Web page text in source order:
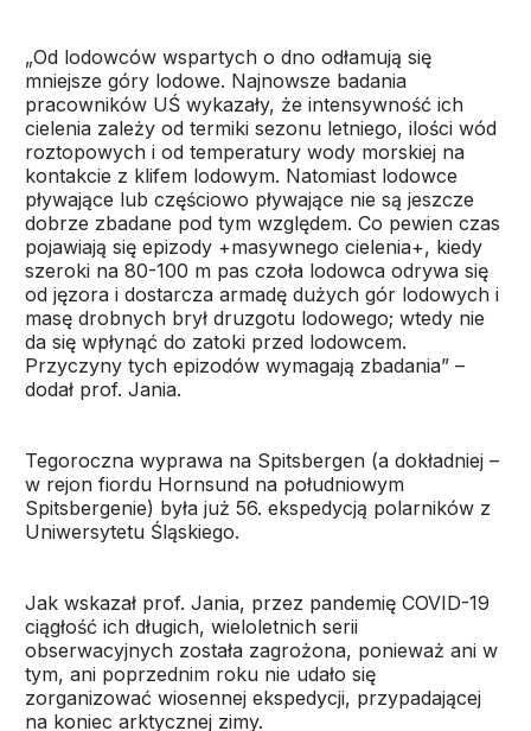
„Od lodowców wspartych o dno odłamują się
mniejsze góry lodowe. Najnowsze badania
pracowników UŚ wykazały, że intensywność ich
cielenia zależy od termiki sezonu letniego, ilości wód
roztopowych i od temperatury wody morskiej na
kontakcie z klifem lodowym. Natomiast lodowce
pływające lub częściowo pływające nie są jeszcze
dobrze zbadane pod tym względem. Co pewien czas
pojawiają się epizody +masywnego cielenia+, kiedy
szeroki na 80-100 m pas czoła lodowca odrywa się
od jęzora i dostarcza armadę dużych gór lodowych i
masę drobnych brył druzgotu lodowego; wtedy nie
da się wpłynąć do zatoki przed lodowcem.
Przyczyny tych epizodów wymagają zbadania” –
dodał prof. Jania.
Tegoroczna wyprawa na Spitsbergen (a dokładniej –
w rejon fiordu Hornsund na południowym
Spitsbergenie) była już 56. ekspedycją polarników z
Uniwersytetu Śląskiego.
Jak wskazał prof. Jania, przez pandemię COVID-19
ciągłość ich długich, wieloletnich serii
obserwacyjnych została zagrożona, ponieważ ani w
tym, ani poprzednim roku nie udało się
zorganizować wiosennej ekspedycji, przypadającej
na koniec arktycznej zimy.